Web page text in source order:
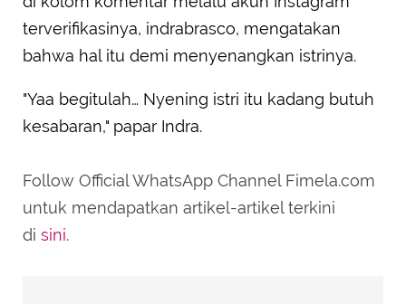
terverifikasinya, indrabrasco, mengatakan
bahwa hal itu demi menyenangkan istrinya.
"Yaa begitulah… Nyening istri itu kadang butuh
kesabaran," papar Indra.
Follow Official WhatsApp Channel Fimela.com
untuk mendapatkan artikel-artikel terkini
di sini.